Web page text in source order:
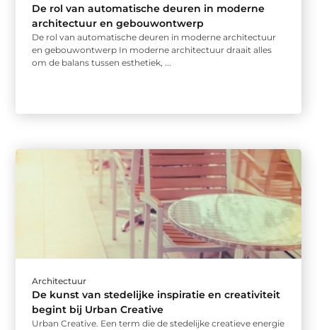
De rol van automatische deuren in moderne
architectuur en gebouwontwerp
De rol van automatische deuren in moderne architectuur
en gebouwontwerp In moderne architectuur draait alles
om de balans tussen esthetiek, ...
Architectuur
De kunst van stedelijke inspiratie en creativiteit
begint bij Urban Creative
Urban Creative. Een term die de stedelijke creatieve energie